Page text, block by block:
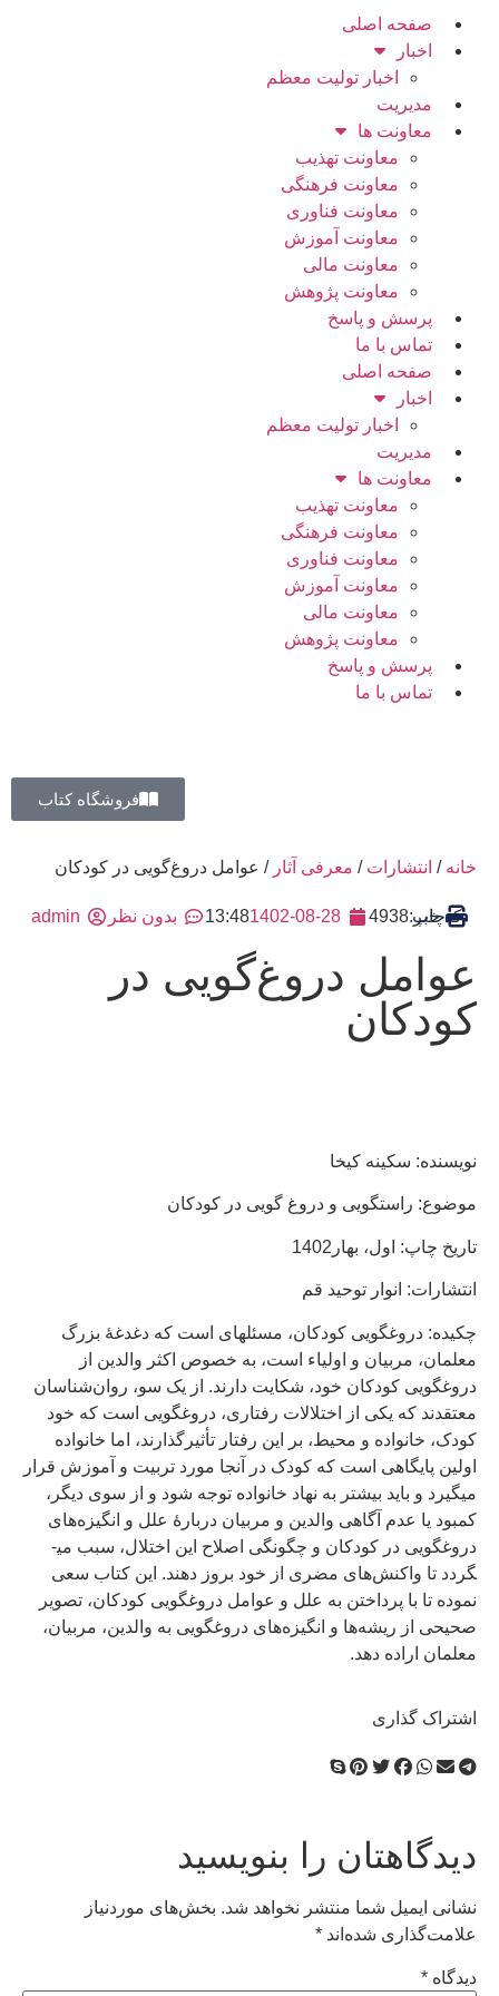
صفحه اصلی
اخبار
اخبار تولیت معظم
مدیریت
معاونت ها
معاونت تهذیب
معاونت فرهنگی
معاونت فناوری
معاونت آموزش
معاونت مالی
معاونت پژوهش
پرسش و پاسخ
تماس با ما
صفحه اصلی
اخبار
اخبار تولیت معظم
مدیریت
معاونت ها
معاونت تهذیب
معاونت فرهنگی
معاونت فناوری
معاونت آموزش
معاونت مالی
معاونت پژوهش
پرسش و پاسخ
تماس با ما
فروشگاه کتاب
خانه / انتشارات / معرفی آثار / عوامل دروغ‌گویی در کودکان
کد خبر:4938 1402-08-28
13:48 بدون نظر admin چاپ
عوامل دروغ‌گویی در
کودکان
نویسنده: سکینه کیخا
موضوع: راستگویی و دروغ گویی در کودکان
تاریخ چاپ: اول، بهار1402
انتشارات: انوار توحید قم
چکیده: دروغگویی کودکان، مسئله­ای است که دغدغۀ بزرگ
معلمان، مربیان و اولیاء است، به خصوص اکثر والدین از
دروغگویی کودکان خود، شکایت دارند. از یک سو، روان‌شناسان
معتقدند که یکی از اختلالات رفتاری، دروغگویی است که خود
کودک، خانواده و محیط، بر این رفتار تأثیرگذارند، اما خانواده
اولین پایگاهی است که کودک در آنجا مورد تربیت و آموزش قرار
می­گیرد و باید بیشتر به نهاد خانواده توجه شود و از سوی دیگر،
کمبود یا عدم آگاهی والدین و مربیان دربارۀ علل و انگیزه‌های
دروغگویی در کودکان و چگونگی اصلاح این اختلال، سبب می­
گردد تا واکنش‌های مضری از خود بروز دهند. این کتاب سعی
نموده تا با پرداختن به علل و عوامل دروغگویی کودکان، تصویر
صحیحی از ریشه‌ها و انگیزه‌های دروغگویی به والدین، مربیان،
معلمان اراده دهد.
اشتراک گذاری
دیدگاهتان را بنویسید
نشانی ایمیل شما منتشر نخواهد شد. بخش‌های موردنیاز
علامت‌گذاری شده‌اند *
دیدگاه *